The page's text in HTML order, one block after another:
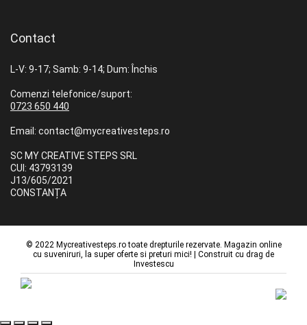
Contact
L-V: 9-17; Samb: 9-14; Dum: Închis
Comenzi telefonice/suport:
0723 650 440
Email: contact@mycreativesteps.ro
SC MY CREATIVE STEPS SRL
CUI: 43793139
J13/605/2021
CONSTANȚA
© 2022 Mycreativesteps.ro toate drepturile rezervate. Magazin online
cu suveniruri, la super oferte si preturi mici! | Construit cu drag de
Investescu